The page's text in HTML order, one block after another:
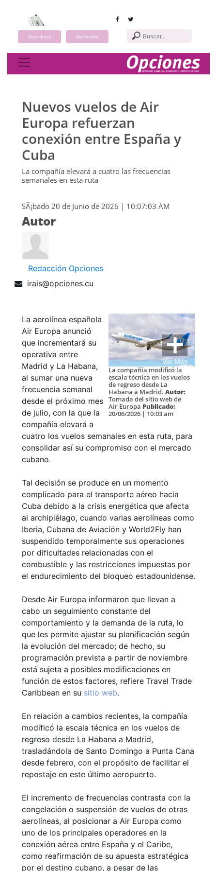
Suscribirse Multimedia
Toggle navigation
Nuevos vuelos de Air
Europa refuerzan
conexión entre España y
Cuba
La compañía elevará a cuatro las frecuencias
semanales en esta ruta
SÃ¡bado 20 de Junio de 2026 | 10:07:03 AM
Autor
Redacción Opciones
irais@opciones.cu
Ver Más
La compañía modificó la
escala técnica en los vuelos
de regreso desde La
Habana a Madrid. Autor:
Tomada del sitio web de
Air Europa Publicado:
20/06/2026 | 10:03 am
La aerolínea española
Air Europa anunció
que incrementará su
operativa entre
Madrid y La Habana,
al sumar una nueva
frecuencia semanal
desde el próximo mes
de julio, con la que la
compañía elevará a
cuatro los vuelos semanales en esta ruta, para
consolidar así su compromiso con el mercado
cubano.
Tal decisión se produce en un momento
complicado para el transporte aéreo hacia
Cuba debido a la crisis energética que afecta
al archipiélago, cuando varias aerolíneas como
Iberia, Cubana de Aviación y World2Fly han
suspendido temporalmente sus operaciones
por dificultades relacionadas con el
combustible y las restricciones impuestas por
el endurecimiento del bloqueo estadounidense.
Desde Air Europa informaron que llevan a
cabo un seguimiento constante del
comportamiento y la demanda de la ruta, lo
que les permite ajustar su planificación según
la evolución del mercado; de hecho, su
programación prevista a partir de noviembre
está sujeta a posibles modificaciones en
función de estos factores, refiere Travel Trade
Caribbean en su sitio web.
En relación a cambios recientes, la compañía
modificó la escala técnica en los vuelos de
regreso desde La Habana a Madrid,
trasladándola de Santo Domingo a Punta Cana
desde febrero, con el propósito de facilitar el
repostaje en este último aeropuerto.
El incremento de frecuencias contrasta con la
congelación o suspensión de vuelos de otras
aerolíneas, al posicionar a Air Europa como
uno de los principales operadores en la
conexión aérea entre España y el Caribe,
como reafirmación de su apuesta estratégica
por el destino cubano, a pesar de las